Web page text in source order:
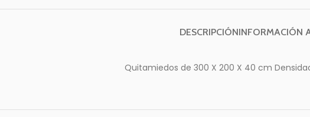
DESCRIPCIÓNINFORMACIÓN
Quitamiedos de 300 X 200 X 40 cm